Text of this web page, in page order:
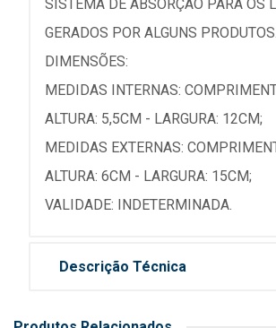
SISTEMA DE ABSORÇÃO PARA OS
GERADOS POR ALGUNS PRODUTOS.
DIMENSÕES:
MEDIDAS INTERNAS:
ALTURA: 5,5CM - LARGURA: 12CM;
MEDIDAS EXTERNAS:
ALTURA: 6CM - LARGURA: 15CM;
VALIDADE: INDETERMINADA.
Descrição Técnica